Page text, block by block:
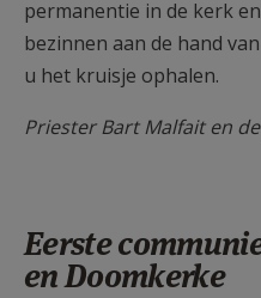
permanentie in de kerk
bezinnen aan de hand
u het kruisje ophalen.
Priester Bart Malfait en
Eerste
en Doomkerke